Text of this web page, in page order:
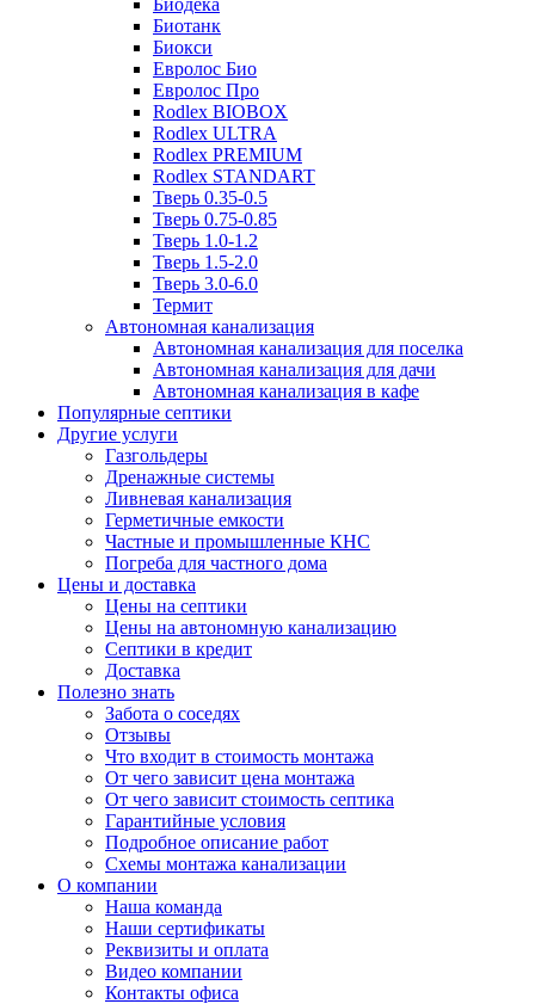
Биодека
Биотанк
Биокси
Евролос Био
Евролос Про
Rodlex BIOBOX
Rodlex ULTRA
Rodlex PREMIUM
Rodlex STANDART
Тверь 0.35-0.5
Тверь 0.75-0.85
Тверь 1.0-1.2
Тверь 1.5-2.0
Тверь 3.0-6.0
Термит
Автономная канализация
Автономная канализация для поселка
Автономная канализация для дачи
Автономная канализация в кафе
Популярные септики
Другие услуги
Газгольдеры
Дренажные системы
Ливневая канализация
Герметичные емкости
Частные и промышленные КНС
Погреба для частного дома
Цены и доставка
Цены на септики
Цены на автономную канализацию
Септики в кредит
Доставка
Полезно знать
Забота о соседях
Отзывы
Что входит в стоимость монтажа
От чего зависит цена монтажа
От чего зависит стоимость септика
Гарантийные условия
Подробное описание работ
Схемы монтажа канализации
О компании
Наша команда
Наши сертификаты
Реквизиты и оплата
Видео компании
Контакты офиса